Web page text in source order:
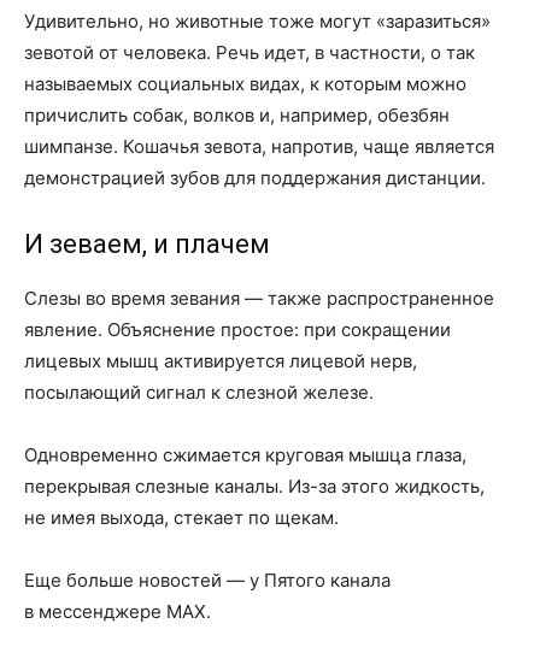
Удивительно, но животные тоже могут «заразиться»
зевотой от человека. Речь идет, в частности, о так
называемых социальных видах, к которым можно
причислить собак, волков и, например, обезбян
шимпанзе. Кошачья зевота, напротив, чаще является
демонстрацией зубов для поддержания дистанции.
И зеваем, и плачем
Слезы во время зевания — также распространенное
явление. Объяснение простое: при сокращении
лицевых мышц активируется лицевой нерв,
посылающий сигнал к слезной железе.
Одновременно сжимается круговая мышца глаза,
перекрывая слезные каналы. Из-за этого жидкость,
не имея выхода, стекает по щекам.
Еще больше новостей — у Пятого канала
в мессенджере MAX.